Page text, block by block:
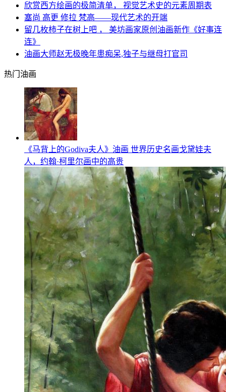
欣赏西方绘画的极简清单， 视觉艺术史的元素周期表
塞尚 高更 修拉 梵高——现代艺术的开端
留几枚柿子在树上吧 ， 美坊画家原创油画新作《好事连
连》
油画大师赵无极晚年患痴呆,独子与继母打官司
热门油画
《马背上的Godiva夫人》油画 世界历史名画戈黛娃夫
人，约翰·柯里尔画中的高贵